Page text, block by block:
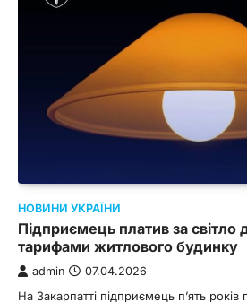
НОВИНИ УКРАЇНИ
Підприємець платив за світло
тарифами житлового будинку
admin 07.04.2026
На Закарпатті підприємець п’ять